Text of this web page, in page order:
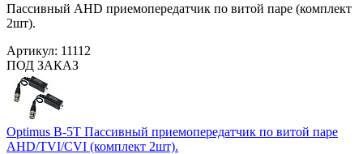
Пассивный AHD приемопередатчик по витой паре (комплект
2шт).
Артикул: 11112
ПОД ЗАКАЗ
Optimus B-5T Пассивный приемопередатчик по витой паре
AHD/TVI/CVI (комплект 2шт).